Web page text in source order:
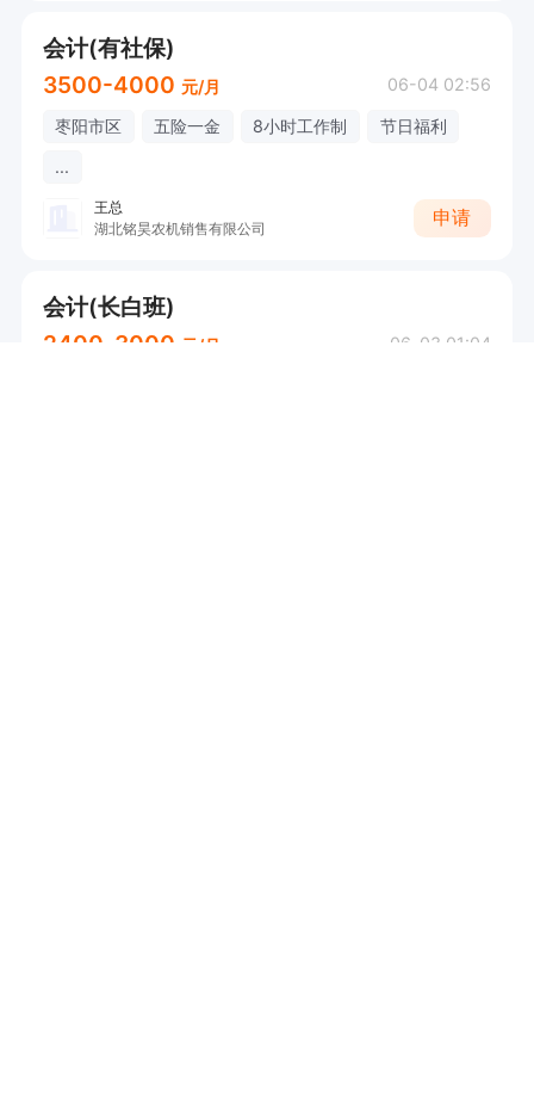
会计(有社保)
3500-4000 元/月 06-04 02:56
枣阳市区 五险一金 8小时工作制
节日福利
...
王总
湖北铭昊农机销售有限公司
申请
会计(长白班)
2400-3000 元/月 06-03 01:04